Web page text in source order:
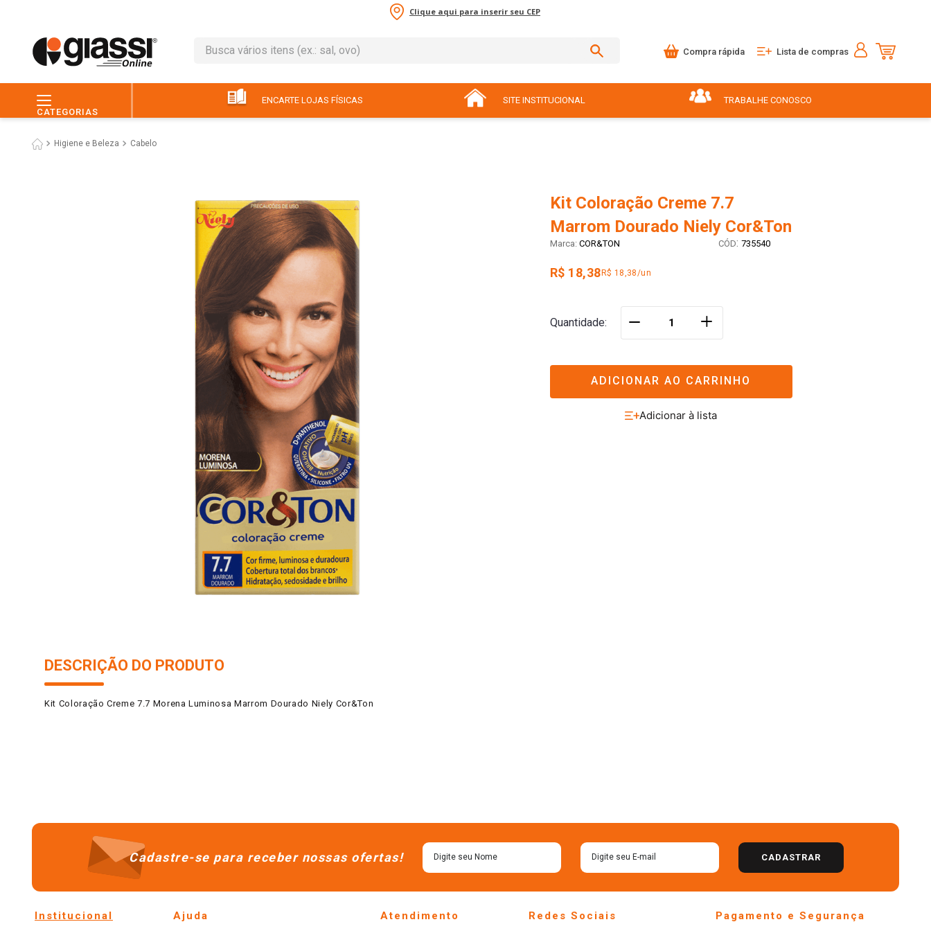
Clique aqui para inserir seu CEP
Busca vários itens (ex.: sal, ovo)
Compra rápida Lista de compras
CATEGORIAS
ENCARTE LOJAS FÍSICAS SITE INSTITUCIONAL TRABALHE CONOSCO
Higiene e Beleza Cabelo
Kit Coloração Creme 7.7
Marrom Dourado Niely Cor&Ton
COR&TON : 735540
R$ 18,38R$ 18,38/un
Quantidade ＋
ADICIONAR AO CARRINHO
DESCRIÇÃO DO PRODUTO
Kit Coloração Creme 7.7 Morena Luminosa Marrom Dourado Niely Cor&Ton
Cadastre-se para receber nossas ofertas! CADASTRAR
Institucional Ajuda Atendimento Redes Sociais Pagamento e Segurança
leite
6º chocolate
7º ovo
8 º iogurte
9º macarrão
arroz